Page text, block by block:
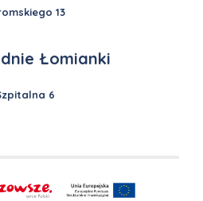
13
Łomianki
6